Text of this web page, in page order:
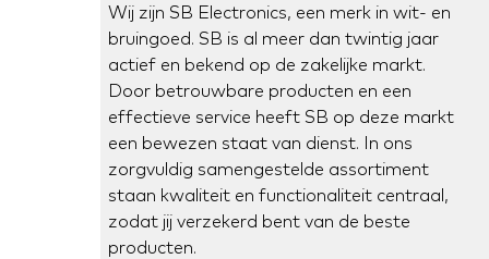
Wij zijn SB Electronics, een merk in wit- en
bruingoed. SB is al meer dan twintig jaar
actief en bekend op de zakelijke markt.
Door betrouwbare producten en een
effectieve service heeft SB op deze markt
een bewezen staat van dienst. In ons
zorgvuldig samengestelde assortiment
staan kwaliteit en functionaliteit centraal,
zodat jij verzekerd bent van de beste
producten.